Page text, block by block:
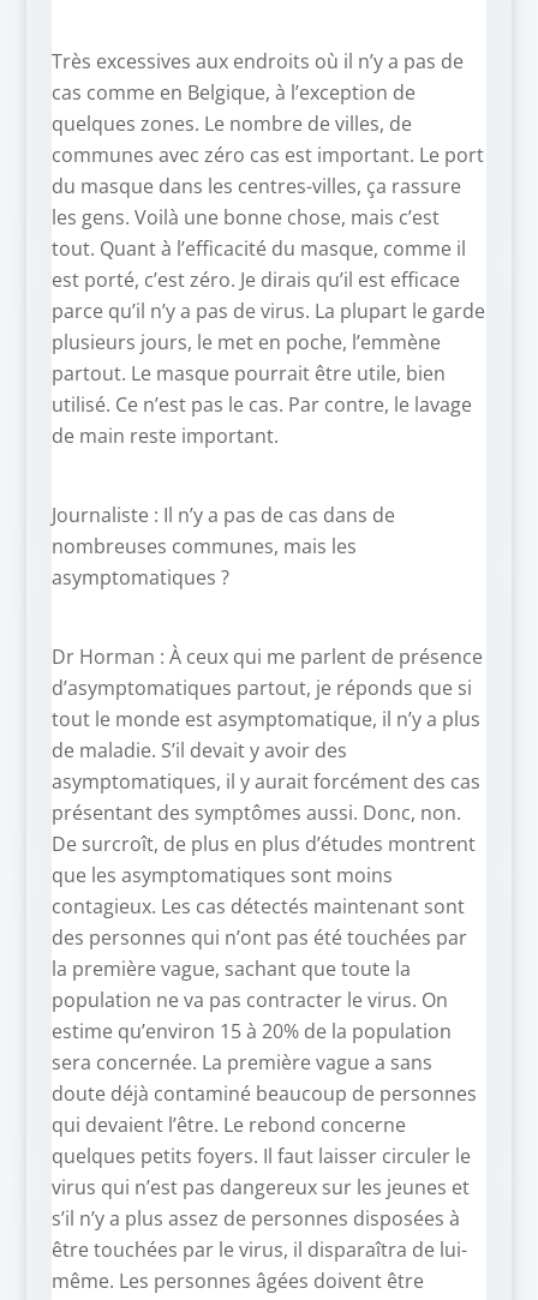
Très excessives aux endroits où il n’y a pas de
cas comme en Belgique, à l’exception de
quelques zones. Le nombre de villes, de
communes avec zéro cas est important. Le port
du masque dans les centres-villes, ça rassure
les gens. Voilà une bonne chose, mais c’est
tout. Quant à l’efficacité du masque, comme il
est porté, c’est zéro. Je dirais qu’il est efficace
parce qu’il n’y a pas de virus. La plupart le garde
plusieurs jours, le met en poche, l’emmène
partout. Le masque pourrait être utile, bien
utilisé. Ce n’est pas le cas. Par contre, le lavage
de main reste important.
Journaliste : Il n’y a pas de cas dans de
nombreuses communes, mais les
asymptomatiques ?
Dr Horman : À ceux qui me parlent de présence
d’asymptomatiques partout, je réponds que si
tout le monde est asymptomatique, il n’y a plus
de maladie. S’il devait y avoir des
asymptomatiques, il y aurait forcément des cas
présentant des symptômes aussi. Donc, non.
De surcroît, de plus en plus d’études montrent
que les asymptomatiques sont moins
contagieux. Les cas détectés maintenant sont
des personnes qui n’ont pas été touchées par
la première vague, sachant que toute la
population ne va pas contracter le virus. On
estime qu’environ 15 à 20% de la population
sera concernée. La première vague a sans
doute déjà contaminé beaucoup de personnes
qui devaient l’être. Le rebond concerne
quelques petits foyers. Il faut laisser circuler le
virus qui n’est pas dangereux sur les jeunes et
s’il n’y a plus assez de personnes disposées à
être touchées par le virus, il disparaîtra de lui-
même. Les personnes âgées doivent être